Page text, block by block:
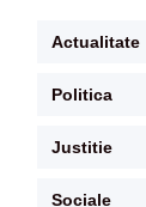
Actualitate
Politica
Justitie
Sociale